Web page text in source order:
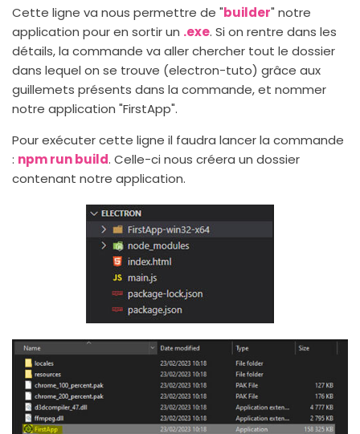
Cette ligne va nous permettre de "builder" notre
application pour en sortir un .exe. Si on rentre dans les
détails, la commande va aller chercher tout le dossier
dans lequel on se trouve (electron-tuto) grâce aux
guillemets présents dans la commande, et nommer
notre application "FirstApp".
Pour exécuter cette ligne il faudra lancer la commande
: npm run build. Celle-ci nous créera un dossier
contenant notre application.